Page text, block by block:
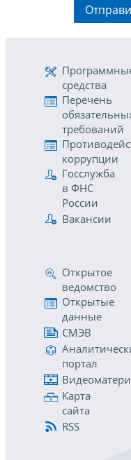
средства
Перечень
требований
коррупции
Госслужба
в ФНС
России
Вакансии
Открытое
ведомство
Открытые
данные
СМЭВ
портал
Карта
сайта
RSS